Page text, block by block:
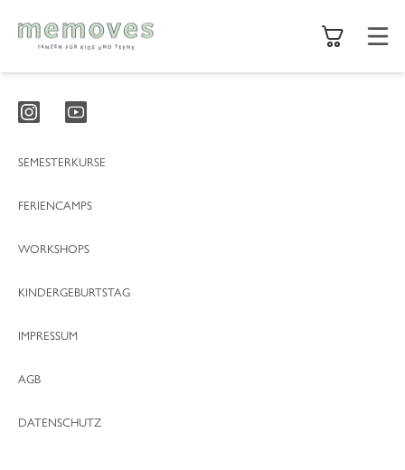
Standorte
Karriere
SEMESTERKURSE
FERIENCAMPS
WORKSHOPS
KINDERGEBURTSTAG
IMPRESSUM
AGB
DATENSCHUTZ